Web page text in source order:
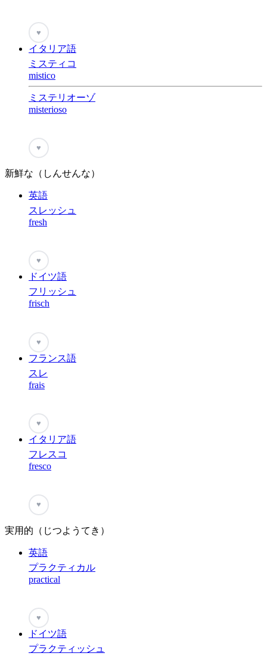
♥
イタリア語
ミスティコ
mistico
ミステリオーゾ
misterioso
♥
新鮮な（しんせんな）
英語
スレッシュ
fresh
♥
ドイツ語
フリッシュ
frisch
♥
フランス語
スレ
frais
♥
イタリア語
フレスコ
fresco
♥
実用的（じつようてき）
英語
プラクティカル
practical
♥
ドイツ語
プラクティッシュ